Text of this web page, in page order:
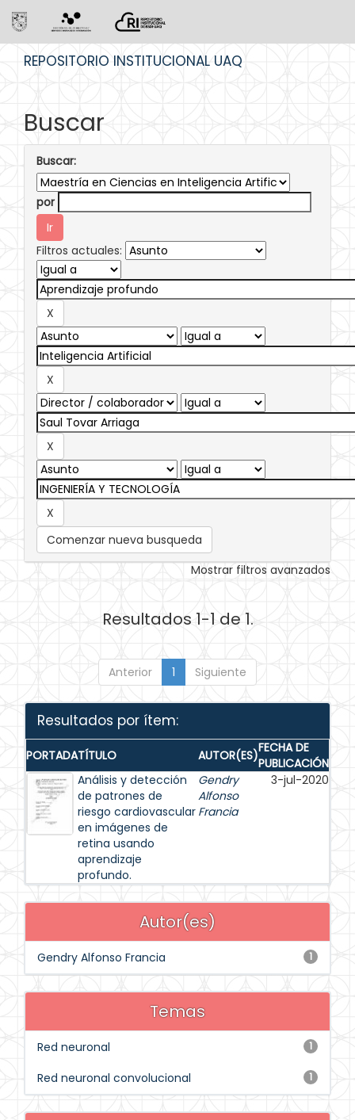
REPOSITORIO INSTITUCIONAL UAQ
Buscar
Buscar:
por
Filtros actuales:
Comenzar nueva busqueda
Mostrar filtros avanzados
Resultados 1-1 de 1.
Anterior 1 Siguiente
Resultados por ítem:
PORTADATÍTULO AUTOR(ES)FECHA DE
PUBLICACIÓN
Análisis y detección
de patrones de
riesgo cardiovascular
en imágenes de
retina usando
aprendizaje
profundo.
Gendry
Alfonso
Francia
3-jul-2020
Autor(es)
1
Gendry Alfonso Francia
Temas
1
Red neuronal
1
Red neuronal convolucional